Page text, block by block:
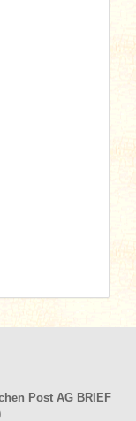
Post AG BRIEF